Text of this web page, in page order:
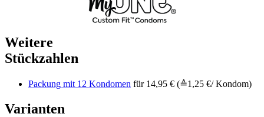
Weitere
Stückzahlen
Packung mit 12 Kondomen für 14,95 € (≙1,25 €/ Kondom)
Varianten